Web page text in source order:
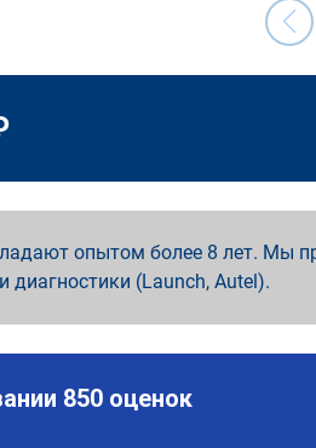
опытом более 8 лет. Мы
диагностики (Launch, Autel).
850 оценок